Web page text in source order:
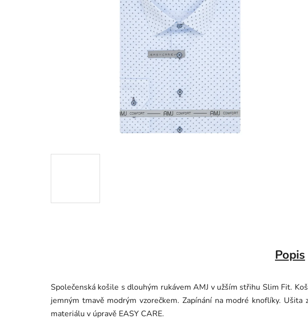
Popis
Společenská košile s dlouhým rukávem AMJ v užším střihu Slim Fit.
jemným tmavě modrým vzorečkem. Zapínání na modré knoflíky.
materiálu v úpravě EASY CARE.